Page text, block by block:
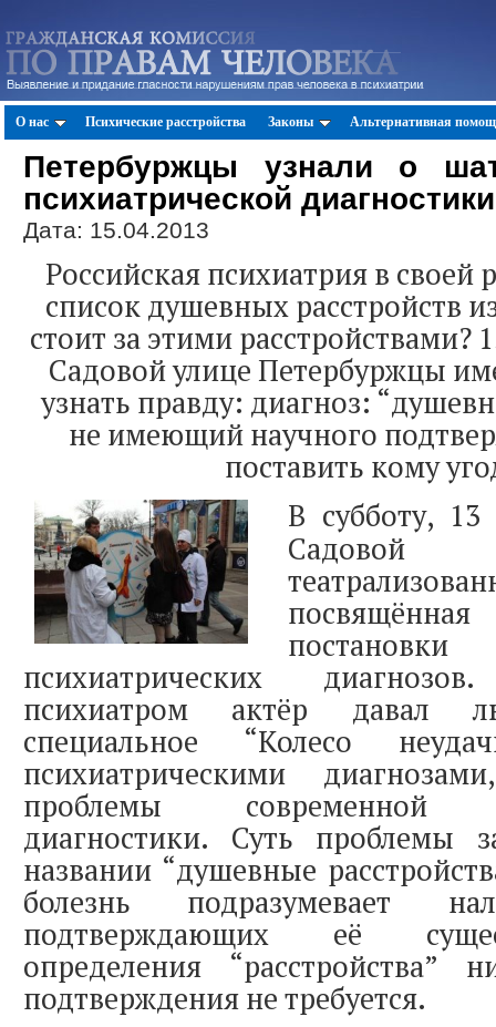
О нас Психические расстройства Законы Альтернативная
Петербуржцы узнали о
психиатрической диагностики
Дата: 15.04.2013
Российская психиатрия в своей
список душевных расстройств
стоит за этими расстройствами?
Садовой улице Петербуржцы
узнать правду: диагноз:
не имеющий научного
поставить кому
В субботу, 13
психиатрических
психиатром актёр давал
специальное “Колесо
психиатрическими
проблемы современной
диагностики. Суть проблемы
названии “душевные
болезнь подразумевает
подтверждающих её
определения “расстройства”
подтверждения не требуется.